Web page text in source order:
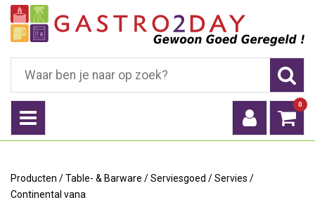
0
Producten /Table- & Barware /Serviesgoed /Servies /
Continental vana